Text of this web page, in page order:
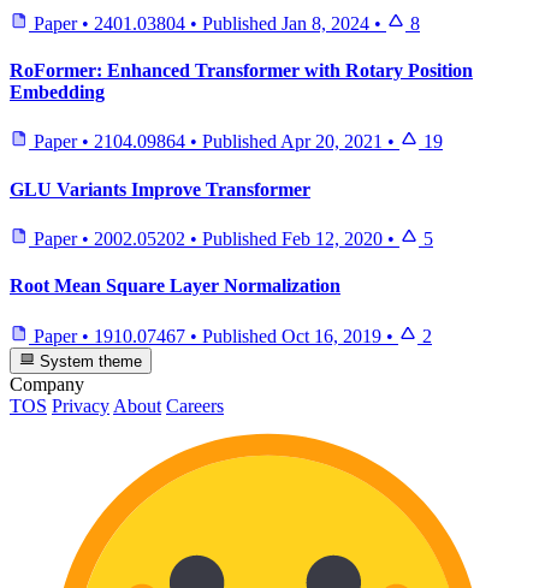
Paper • 2401.03804 • Published Jan 8, 2024 • 8
RoFormer: Enhanced Transformer with Rotary Position
Embedding
Paper • 2104.09864 • PublishedApr 20, 2021 • 19
GLU Variants Improve Transformer
Paper • 2002.05202 • Published Feb 12, 2020 • 5
Root Mean Square Layer Normalization
Paper • 1910.07467 • Published Oct 16, 2019 • 2
System theme
Company
TOS Privacy About Careers